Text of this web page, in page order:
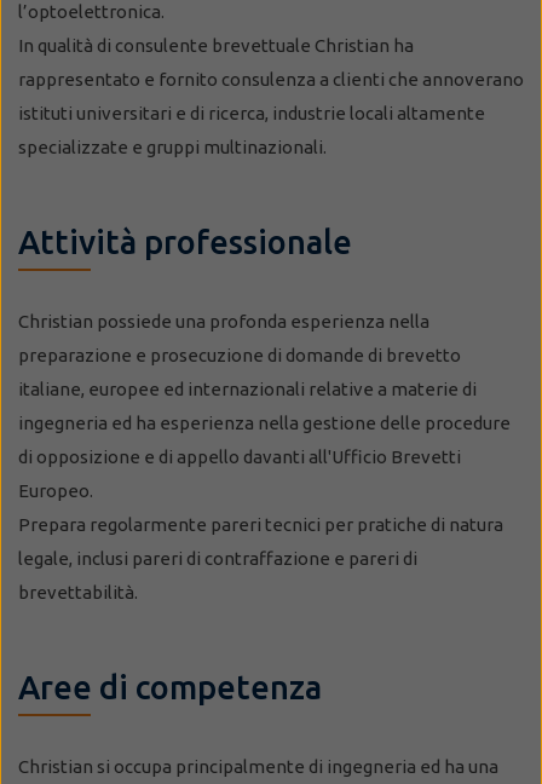
l’optoelettronica.
In qualità di consulente brevettuale Christian ha
rappresentato e fornito consulenza a clienti che annoverano
istituti universitari e di ricerca, industrie locali altamente
specializzate e gruppi multinazionali.
Attività professionale
Christian possiede una profonda esperienza nella
preparazione e prosecuzione di domande di brevetto
italiane, europee ed internazionali relative a materie di
ingegneria ed ha esperienza nella gestione delle procedure
di opposizione e di appello davanti all'Ufficio Brevetti
Europeo.
Prepara regolarmente pareri tecnici per pratiche di natura
legale, inclusi pareri di contraffazione e pareri di
brevettabilità.
Aree di competenza
Christian si occupa principalmente di ingegneria ed ha una